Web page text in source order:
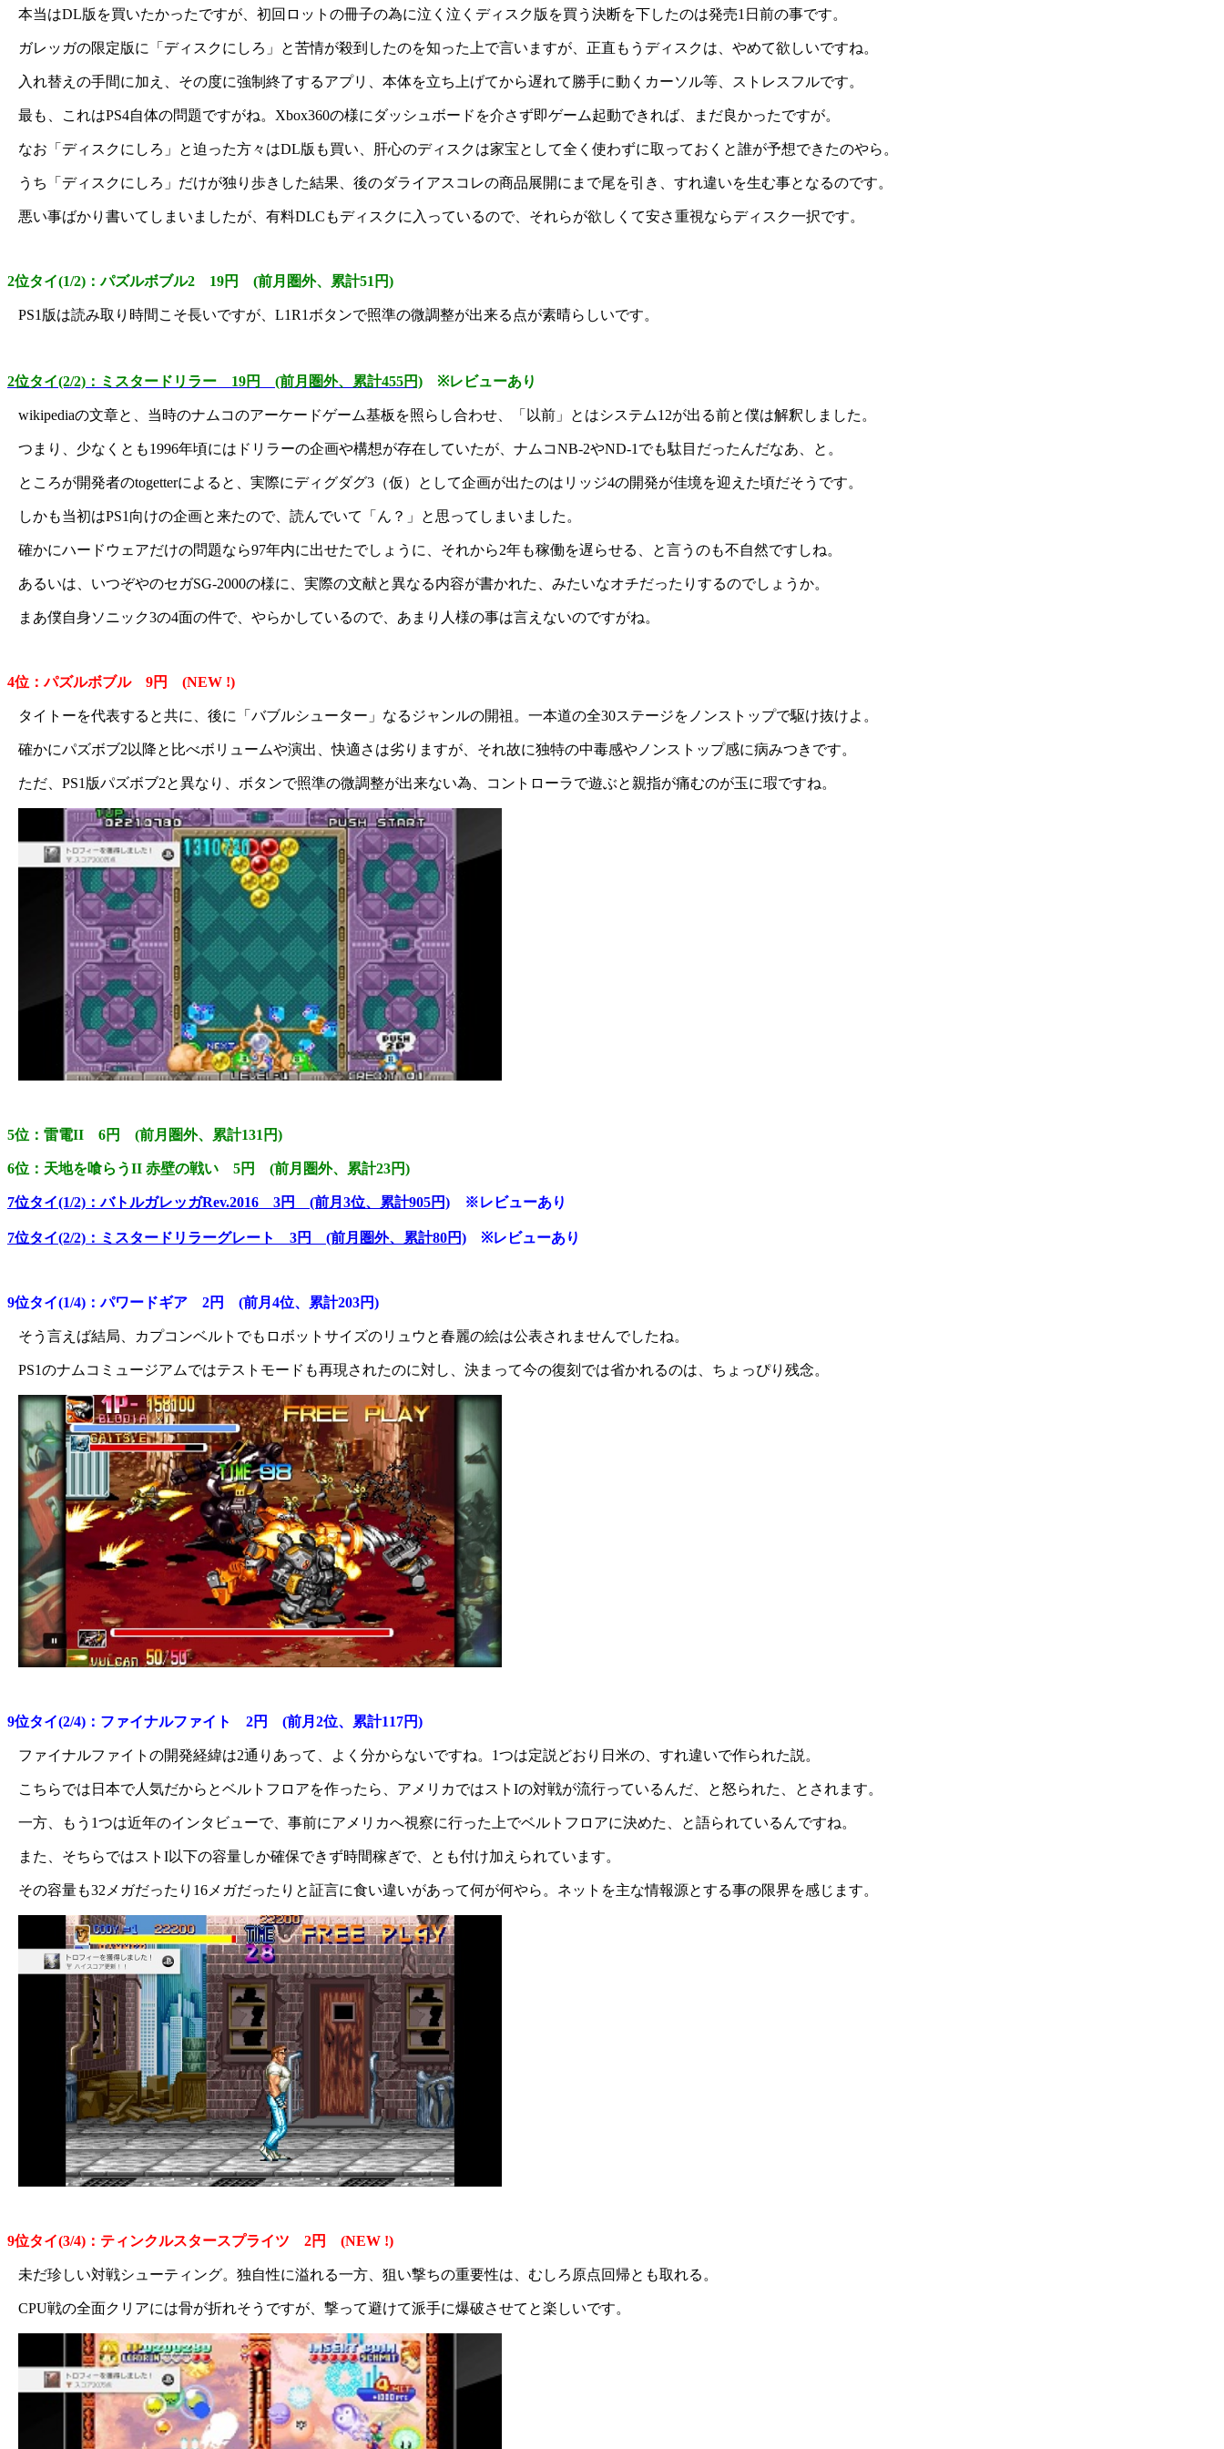
本当はDL版を買いたかったですが、初回ロットの冊子の為に泣く泣くディスク版を買う決断を下したのは発売1日前の事です。
ガレッガの限定版に「ディスクにしろ」と苦情が殺到したのを知った上で言いますが、正直もうディスクは、やめて欲しいですね。
入れ替えの手間に加え、その度に強制終了するアプリ、本体を立ち上げてから遅れて勝手に動くカーソル等、ストレスフルです。
最も、これはPS4自体の問題ですがね。Xbox360の様にダッシュボードを介さず即ゲーム起動できれば、まだ良かったですが。
なお「ディスクにしろ」と迫った方々はDL版も買い、肝心のディスクは家宝として全く使わずに取っておくと誰が予想できたのやら。
うち「ディスクにしろ」だけが独り歩きした結果、後のダライアスコレの商品展開にまで尾を引き、すれ違いを生む事となるのです。
悪い事ばかり書いてしまいましたが、有料DLCもディスクに入っているので、それらが欲しくて安さ重視ならディスク一択です。
2位タイ(1/2)：パズルボブル2 19円 (前月圏外、累計51円)
PS1版は読み取り時間こそ長いですが、L1R1ボタンで照準の微調整が出来る点が素晴らしいです。
2位タイ(2/2)：ミスタードリラー 19円 (前月圏外、累計455円) ※レビューあり
wikipediaの文章と、当時のナムコのアーケードゲーム基板を照らし合わせ、「以前」とはシステム12が出る前と僕は解釈しました。
つまり、少なくとも1996年頃にはドリラーの企画や構想が存在していたが、ナムコNB-2やND-1でも駄目だったんだなあ、と。
ところが開発者のtogetterによると、実際にディグダグ3（仮）として企画が出たのはリッジ4の開発が佳境を迎えた頃だそうです。
しかも当初はPS1向けの企画と来たので、読んでいて「ん？」と思ってしまいました。
確かにハードウェアだけの問題なら97年内に出せたでしょうに、それから2年も稼働を遅らせる、と言うのも不自然ですしね。
あるいは、いつぞやのセガSG-2000の様に、実際の文献と異なる内容が書かれた、みたいなオチだったりするのでしょうか。
まあ僕自身ソニック3の4面の件で、やらかしているので、あまり人様の事は言えないのですがね。
4位：パズルボブル 9円 (NEW !)
タイトーを代表すると共に、後に「バブルシューター」なるジャンルの開祖。一本道の全30ステージをノンストップで駆け抜けよ。
確かにパズボブ2以降と比べボリュームや演出、快適さは劣りますが、それ故に独特の中毒感やノンストップ感に病みつきです。
ただ、PS1版パズボブ2と異なり、ボタンで照準の微調整が出来ない為、コントローラで遊ぶと親指が痛むのが玉に瑕ですね。
5位：雷電II 6円 (前月圏外、累計131円)
6位：天地を喰らうII 赤壁の戦い 5円 (前月圏外、累計23円)
7位タイ(1/2)：バトルガレッガRev.2016 3円 (前月3位、累計905円) ※レビューあり
7位タイ(2/2)：ミスタードリラーグレート 3円 (前月圏外、累計80円) ※レビューあり
9位タイ(1/4)：パワードギア 2円 (前月4位、累計203円)
そう言えば結局、カプコンベルトでもロボットサイズのリュウと春麗の絵は公表されませんでしたね。
PS1のナムコミュージアムではテストモードも再現されたのに対し、決まって今の復刻では省かれるのは、ちょっぴり残念。
9位タイ(2/4)：ファイナルファイト 2円 (前月2位、累計117円)
ファイナルファイトの開発経緯は2通りあって、よく分からないですね。1つは定説どおり日米の、すれ違いで作られた説。
こちらでは日本で人気だからとベルトフロアを作ったら、アメリカではストIの対戦が流行っているんだ、と怒られた、とされます。
一方、もう1つは近年のインタビューで、事前にアメリカへ視察に行った上でベルトフロアに決めた、と語られているんですね。
また、そちらではストI以下の容量しか確保できず時間稼ぎで、とも付け加えられています。
その容量も32メガだったり16メガだったりと証言に食い違いがあって何が何やら。ネットを主な情報源とする事の限界を感じます。
9位タイ(3/4)：ティンクルスタースプライツ 2円 (NEW !)
未だ珍しい対戦シューティング。独自性に溢れる一方、狙い撃ちの重要性は、むしろ原点回帰とも取れる。
CPU戦の全面クリアには骨が折れそうですが、撃って避けて派手に爆破させてと楽しいです。